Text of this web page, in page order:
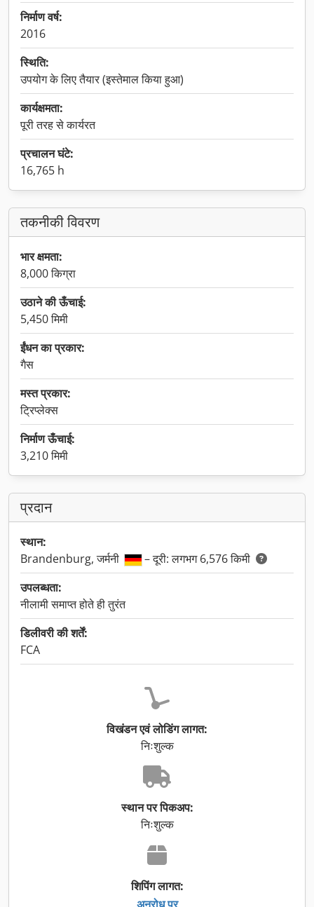
निर्माण वर्ष:
2016
स्थिति:
उपयोग के लिए तैयार (इस्तेमाल किया हुआ)
कार्यक्षमता:
पूरी तरह से कार्यरत
प्रचालन घंटे:
16,765 h
तकनीकी विवरण
भार क्षमता:
8,000 किग्रा
उठाने की ऊँचाई:
5,450 मिमी
ईंधन का प्रकार:
गैस
मस्त प्रकार:
ट्रिप्लेक्स
निर्माण ऊँचाई:
3,210 मिमी
प्रदान
स्थान:
Brandenburg, जर्मनी
– दूरी: लगभग 6,576 किमी
उपलब्धता:
नीलामी समाप्त होते ही तुरंत
डिलीवरी की शर्तें:
FCA
विखंडन एवं लोडिंग लागत:
निःशुल्क
स्थान पर पिकअप:
निःशुल्क
शिपिंग लागत: